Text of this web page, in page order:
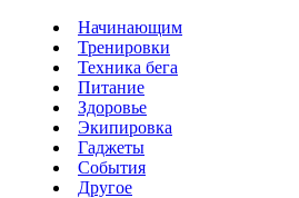
Начинающим
Тренировки
Техника бега
Питание
Здоровье
Экипировка
Гаджеты
События
Другое